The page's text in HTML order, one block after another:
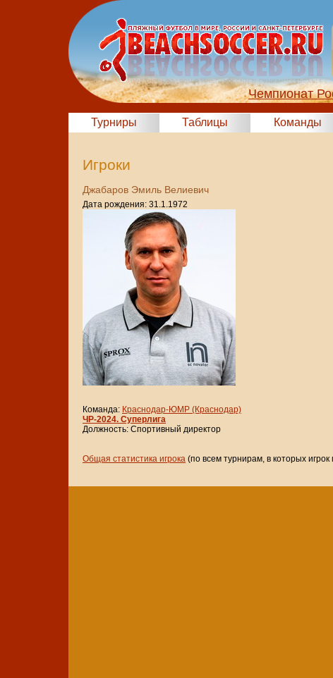
Чемпионат
Турниры Таблицы Команды
Игроки
Джабаров Эмиль Велиевич
Дата рождения: 31.1.1972
Команда: Краснодар-ЮМР (Краснодар)
ЧР-2024. Суперлига
Должность: Спортивный директор
Общая статистика игрока (по всем турнирам, в которых